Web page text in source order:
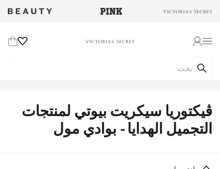
ڤيكتوريا سيكريت بيوتي لمنتجات
التجميل الهدايا - بوادي مول